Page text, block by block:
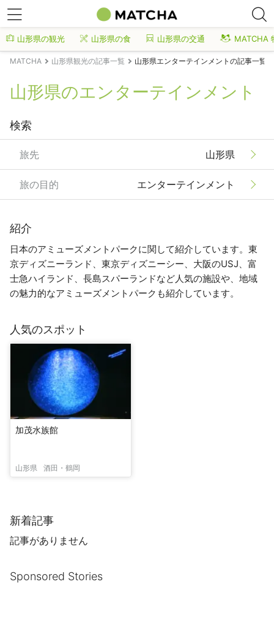
山形県の観光 山形県の食 山形県の交通 MATCHA
MATCHA 山形県観光の記事一覧 山形県エンターテインメントの記事一覧
山形県のエンターテインメント
検索
旅先 山形県
旅の目的 エンターテインメント
紹介
日本のアミューズメントパークに関して紹介しています。東
京ディズニーランド、東京ディズニーシー、大阪のUSJ、富
士急ハイランド、長島スパーランドなど人気の施設や、地域
の魅力的なアミューズメントパークも紹介しています。
人気のスポット
加茂水族館
山形県 酒田・鶴岡
新着記事
記事がありません
Sponsored Stories